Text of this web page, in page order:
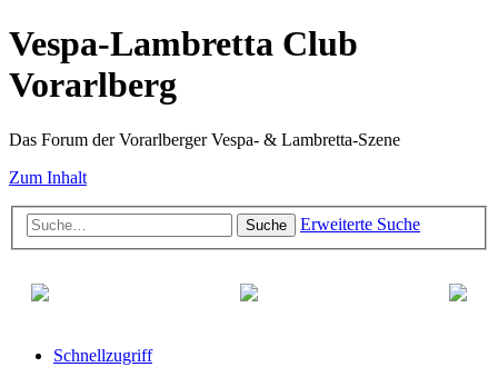
Vespa-Lambretta Club
Vorarlberg
Das Forum der Vorarlberger Vespa- & Lambretta-Szene
Zum Inhalt
Suche Erweiterte Suche
Schnellzugriff